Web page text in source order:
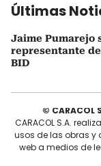
Últimas
Jaime Pumarejo
representante
BID
©
CARACOL S.A.
usos de las obras y
web a medios de